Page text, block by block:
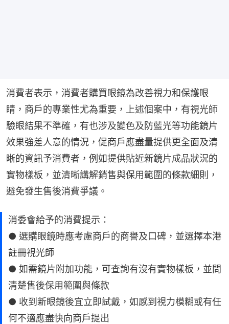
消費者表示，消費者購買眼鏡為改善視力和保護眼
睛，商戶的專業性尤為重要，上述個案中，有視光師
驗眼結果不準確，有也涉及變色及防藍光等功能鏡片
效果強差人意的情況，促商戶應盡量提供更全面及清
晰的資訊予消費者，例如提供貼近新鏡片成品狀況的
實物樣板，並清晰講解銷售與保用範圍的條款細則，
避免發生售後消費爭議。
消委會給予的消費提示：
● 選購眼鏡時應考慮商戶的商譽及口碑，並選擇本港
註冊視光師
● 如需鏡片附加功能，可查詢有沒有實物樣板，並問
清楚售後保用範圍與條款
● 收到新眼鏡後宜立即試戴，如感到視力模糊或有任
何不適應盡快向商戶提出